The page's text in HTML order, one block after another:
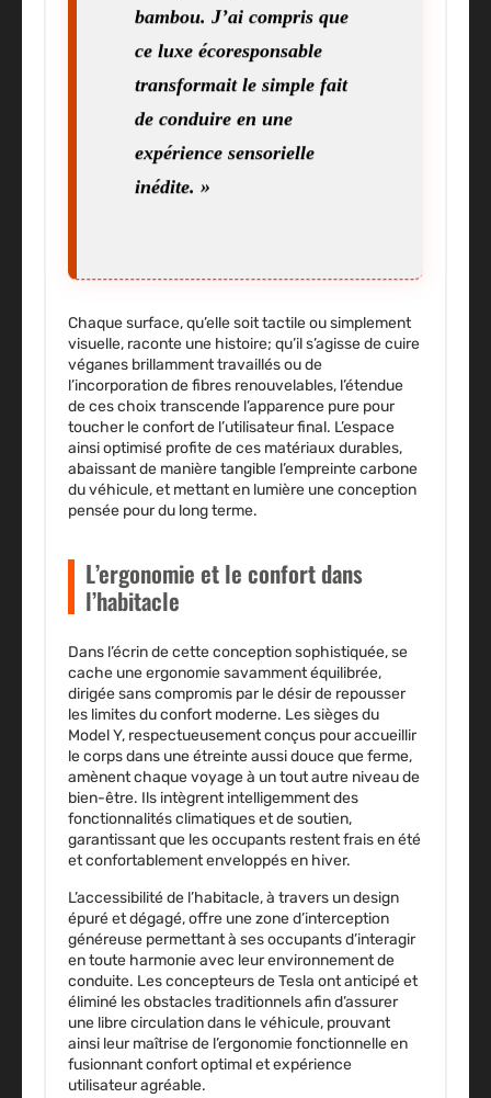
bambou. J’ai compris que
ce luxe écoresponsable
transformait le simple fait
de conduire en une
expérience sensorielle
inédite. »
Chaque surface, qu’elle soit tactile ou simplement
visuelle, raconte une histoire; qu’il s’agisse de cuire
véganes brillamment travaillés ou de
l’incorporation de fibres renouvelables, l’étendue
de ces choix transcende l’apparence pure pour
toucher le confort de l’utilisateur final. L’espace
ainsi optimisé profite de ces matériaux durables,
abaissant de manière tangible l’empreinte carbone
du véhicule, et mettant en lumière une conception
pensée pour du long terme.
L’ergonomie et le confort dans
l’habitacle
Dans l’écrin de cette conception sophistiquée, se
cache une ergonomie savamment équilibrée,
dirigée sans compromis par le désir de repousser
les limites du confort moderne. Les sièges du
Model Y, respectueusement conçus pour accueillir
le corps dans une étreinte aussi douce que ferme,
amènent chaque voyage à un tout autre niveau de
bien-être. Ils intègrent intelligemment des
fonctionnalités climatiques et de soutien,
garantissant que les occupants restent frais en été
et confortablement enveloppés en hiver.
L’accessibilité de l’habitacle, à travers un design
épuré et dégagé, offre une zone d’interception
généreuse permettant à ses occupants d’interagir
en toute harmonie avec leur environnement de
conduite. Les concepteurs de Tesla ont anticipé et
éliminé les obstacles traditionnels afin d’assurer
une libre circulation dans le véhicule, prouvant
ainsi leur maîtrise de l’ergonomie fonctionnelle en
fusionnant confort optimal et expérience
utilisateur agréable.